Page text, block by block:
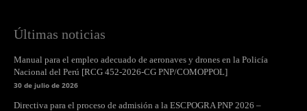
Últimas noticias
Manual para el empleo adecuado de aeronaves y drones en la Policía
Nacional del Perú [RCG 452-2026-CG PNP/COMOPPOL]
30 de julio de 2026
Directiva para el proceso de admisión a la ESCPOGRA PNP 2026 –